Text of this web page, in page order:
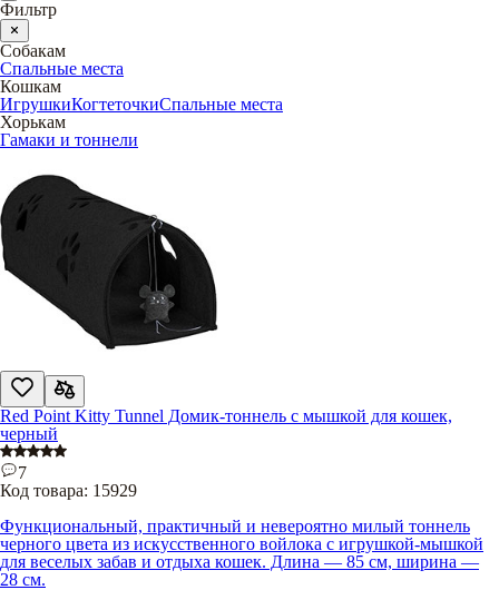
Фильтр
Собакам
Спальные места
Кошкам
ИгрушкиКогтеточкиСпальные места
Хорькам
Гамаки и тоннели
Red Point Kitty Tunnel Домик-тоннель с мышкой для кошек,
черный
7
Код товара: 15929
Функциональный, практичный и невероятно милый тоннель
черного цвета из искусственного войлока с игрушкой-мышкой
для веселых забав и отдыха кошек. Длина — 85 см, ширина —
28 см.